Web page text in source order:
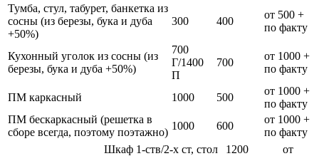
Тумба, стул, табурет, банкетка из
сосны (из березы, бука и дуба
+50%)
300 400
от 500 +
по факту
Кухонный уголок из сосны (из
березы, бука и дуба +50%)
700
Г/1400
П
700
от 1000 +
по факту
ПМ каркасный 1000 500
от 1000 +
по факту
ПМ бескаркасный (решетка в
сборе всегда, поэтому поэтажно)
1000 600
от 1000 +
по факту
Шкаф 1-ств/2-х ст, стол
1200
от